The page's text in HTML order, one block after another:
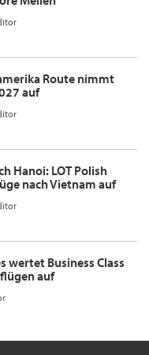
Route nimmt
auf
Hanoi: LOT Polish
nach Vietnam auf
wertet Business Class
auf